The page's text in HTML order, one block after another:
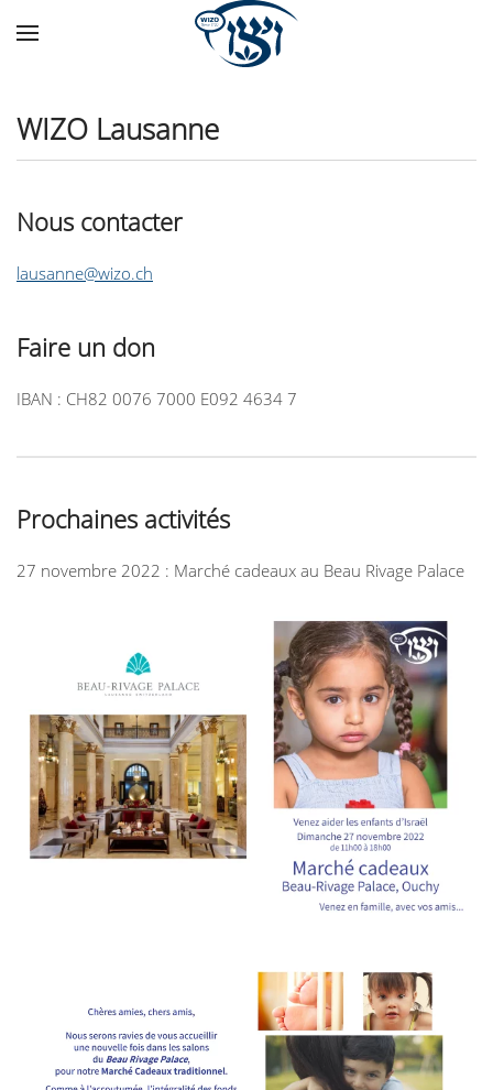
WIZO Lausanne
Nous contacter
lausanne@wizo.ch
Faire un don
IBAN : CH82 0076 7000 E092 4634 7
Prochaines activités
27 novembre 2022 : Marché cadeaux au Beau Rivage Palace